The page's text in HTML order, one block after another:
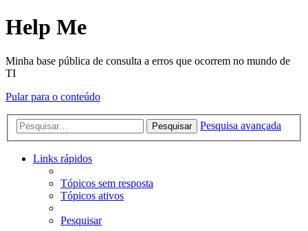
Help Me
Minha base pública de consulta a erros que ocorrem no mundo de
TI
Pular para o conteúdo
Pesquisar Pesquisa avançada
Links rápidos
Tópicos sem resposta
Tópicos ativos
Pesquisar